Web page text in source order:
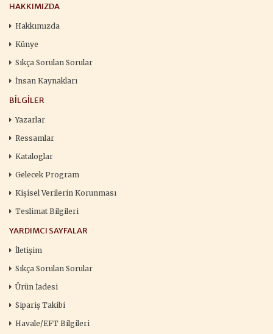
HAKKIMIZDA
Hakkımızda
Künye
Sıkça Sorulan Sorular
İnsan Kaynakları
BILGILER
Yazarlar
Ressamlar
Kataloglar
Gelecek Program
Kişisel Verilerin Korunması
Teslimat Bilgileri
YARDIMCI SAYFALAR
İletişim
Sıkça Sorulan Sorular
Ürün İadesi
Sipariş Takibi
Havale/EFT Bilgileri